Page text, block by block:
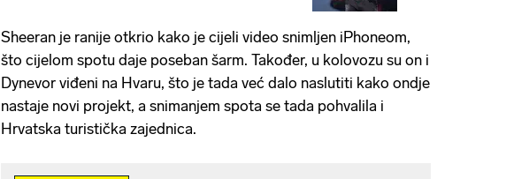
Sheeran je ranije otkrio kako je cijeli video snimljen iPhoneom,
što cijelom spotu daje poseban šarm. Također, u kolovozu su on i
Dynevor viđeni na Hvaru, što je tada već dalo naslutiti kako ondje
nastaje novi projekt, a snimanjem spota se tada pohvalila i
Hrvatska turistička zajednica.